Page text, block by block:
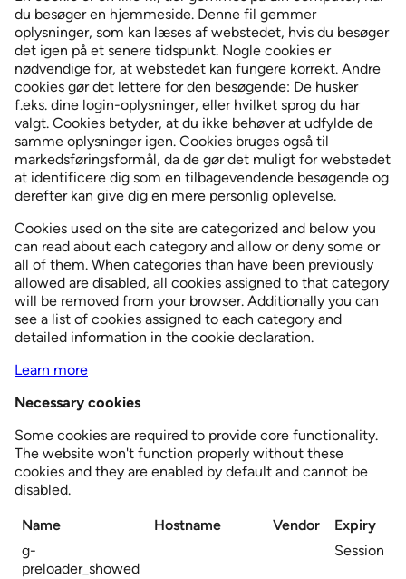
du besøger en hjemmeside. Denne fil gemmer
oplysninger, som kan læses af webstedet, hvis du besøger
det igen på et senere tidspunkt. Nogle cookies er
nødvendige for, at webstedet kan fungere korrekt. Andre
cookies gør det lettere for den besøgende: De husker
f.eks. dine login-oplysninger, eller hvilket sprog du har
valgt. Cookies betyder, at du ikke behøver at udfylde de
samme oplysninger igen. Cookies bruges også til
markedsføringsformål, da de gør det muligt for webstedet
at identificere dig som en tilbagevendende besøgende og
derefter kan give dig en mere personlig oplevelse.
Cookies used on the site are categorized and below you
can read about each category and allow or deny some or
all of them. When categories than have been previously
allowed are disabled, all cookies assigned to that category
will be removed from your browser. Additionally you can
see a list of cookies assigned to each category and
detailed information in the cookie declaration.
Learn more
Necessary cookies
Some cookies are required to provide core functionality.
The website won't function properly without these
cookies and they are enabled by default and cannot be
disabled.
Name Hostname Vendor
Expiry
g-
preloader_showed
Session